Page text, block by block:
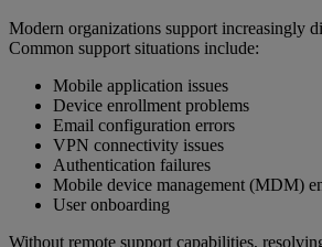
Modern organizations support increasingly
Common support situations include:
Mobile application issues
Device enrollment problems
Email configuration errors
VPN connectivity issues
Authentication failures
Mobile device management (MDM)
User onboarding
Without remote support capabilities,